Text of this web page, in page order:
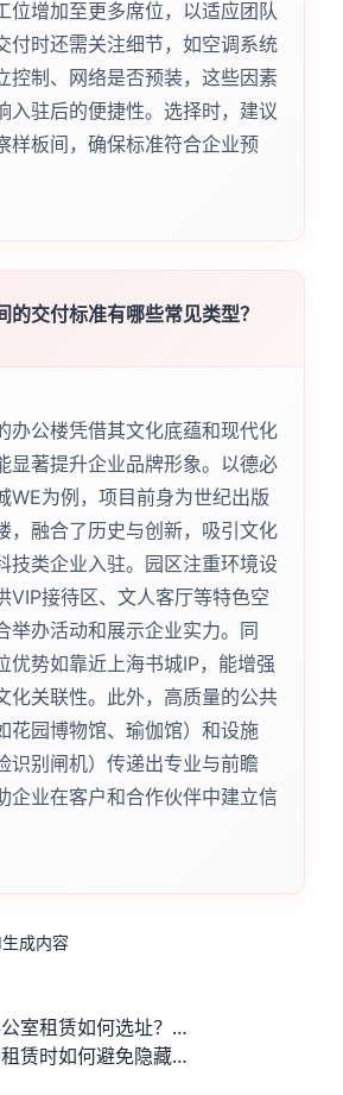
位增加至更多席位，以适应团队
付时还需关注细节，如空调系统
控制、网络是否预装，这些因素
入驻后的便捷性。选择时，建议
样板间，确保标准符合企业预
的交付标准有哪些常见类型？
办公楼凭借其文化底蕴和现代化
显著提升企业品牌形象。以德必
WE为例，项目前身为世纪出版
，融合了历史与创新，吸引文化
技类企业入驻。园区注重环境设
VIP接待区、文人客厅等特色空
举办活动和展示企业实力。同
优势如靠近上海书城IP，能增强
化关联性。此外，高质量的公共
花园博物馆、瑜伽馆）和设施
识别闸机）传递出专业与前瞻
企业在客户和合作伙伴中建立信
成内容
上海黄浦办公室租赁如何选址？租金预算如何规划更合理？
上海办公楼租赁时如何避免隐藏成本陷阱？